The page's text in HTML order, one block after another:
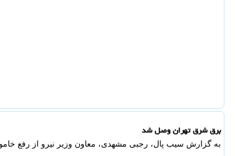
برق شرق تهران وصل شد
به گزارش سیب پال، رجبی مشهدی، معاون وزیر نیرو از رفع